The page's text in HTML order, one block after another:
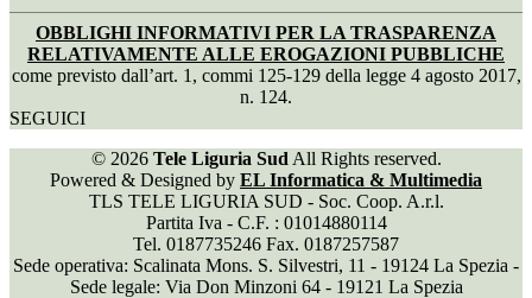
OBBLIGHI INFORMATIVI PER LA TRASPARENZA
RELATIVAMENTE ALLE EROGAZIONI PUBBLICHE
come previsto dall’art. 1, commi 125-129 della legge 4 agosto 2017,
n. 124.
SEGUICI
© 2026 Tele Liguria Sud All Rights reserved.
Powered & Designed by EL Informatica & Multimedia
TLS TELE LIGURIA SUD - Soc. Coop. A.r.l.
Partita Iva - C.F. : 01014880114
Tel. 0187735246 Fax. 0187257587
Sede operativa: Scalinata Mons. S. Silvestri, 11 - 19124 La Spezia -
Sede legale: Via Don Minzoni 64 - 19121 La Spezia